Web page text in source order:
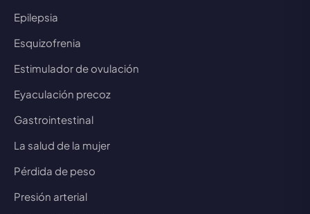
Epilepsia
Esquizofrenia
Estimulador de ovulación
Eyaculación precoz
Gastrointestinal
La salud de la mujer
Pérdida de peso
Presión arterial